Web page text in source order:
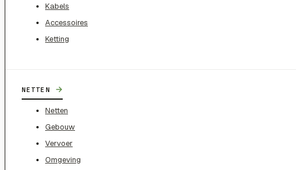
Kabels
Accessoires
Ketting
NETTEN →
Netten
Gebouw
Vervoer
Omgeving